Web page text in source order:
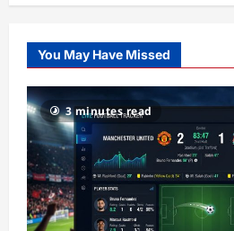
Slot
Gacor
RTP
terupdate
You May Have Missed
3 minutes read